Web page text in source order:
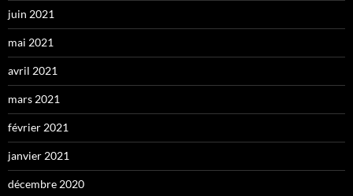
juin 2021
mai 2021
avril 2021
mars 2021
février 2021
janvier 2021
décembre 2020